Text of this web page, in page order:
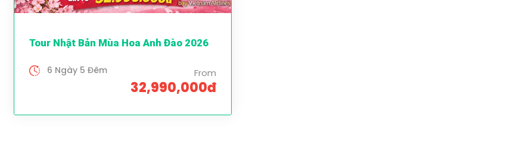
Tour Nhật Bản Mùa Hoa Anh Đào 2026
From
32,990,000đ
6 Ngày 5 Đêm